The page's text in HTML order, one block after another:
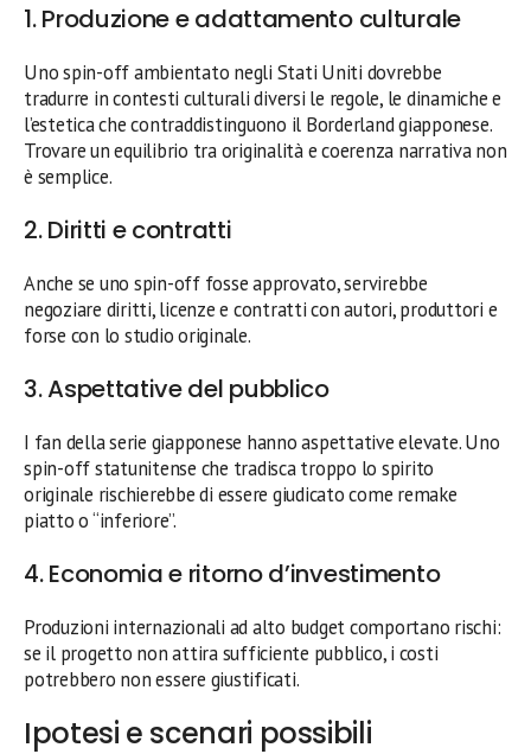
1. Produzione e adattamento culturale
Uno spin-off ambientato negli Stati Uniti dovrebbe
tradurre in contesti culturali diversi le regole, le dinamiche e
l’estetica che contraddistinguono il Borderland giapponese.
Trovare un equilibrio tra originalità e coerenza narrativa non
è semplice.
2. Diritti e contratti
Anche se uno spin-off fosse approvato, servirebbe
negoziare diritti, licenze e contratti con autori, produttori e
forse con lo studio originale.
3. Aspettative del pubblico
I fan della serie giapponese hanno aspettative elevate. Uno
spin-off statunitense che tradisca troppo lo spirito
originale rischierebbe di essere giudicato come remake
piatto o “inferiore”.
4. Economia e ritorno d’investimento
Produzioni internazionali ad alto budget comportano rischi:
se il progetto non attira sufficiente pubblico, i costi
potrebbero non essere giustificati.
Ipotesi e scenari possibili